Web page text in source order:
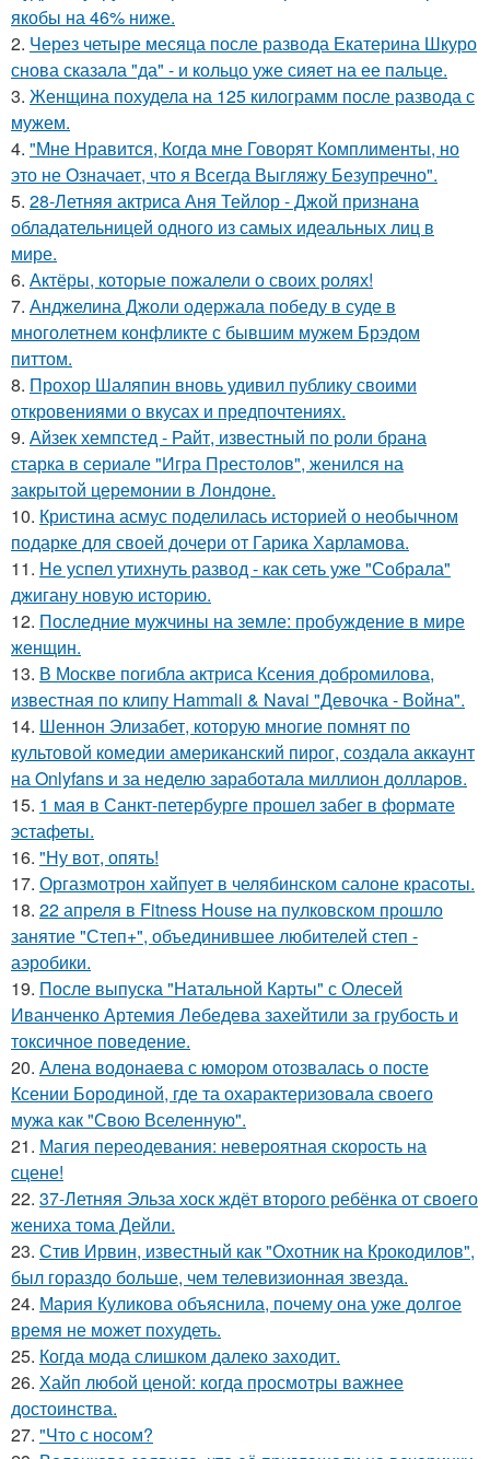
якобы на 46% ниже.
2. Через четыре месяца после развода Екатерина Шкуро
снова сказала "да" - и кольцо уже сияет на ее пальце.
3. Женщина похудела на 125 килограмм после развода с
мужем.
4. "Мне Нравится, Когда мне Говорят Комплименты, но
это не Означает, что я Всегда Выгляжу Безупречно".
5. 28-Летняя актриса Аня Тейлор - Джой признана
обладательницей одного из самых идеальных лиц в
мире.
6. Актёры, которые пожалели о своих ролях!
7. Анджелина Джоли одержала победу в суде в
многолетнем конфликте с бывшим мужем Брэдом
питтом.
8. Прохор Шаляпин вновь удивил публику своими
откровениями о вкусах и предпочтениях.
9. Айзек хемпстед - Райт, известный по роли брана
старка в сериале "Игра Престолов", женился на
закрытой церемонии в Лондоне.
10. Кристина асмус поделилась историей о необычном
подарке для своей дочери от Гарика Харламова.
11. Не успел утихнуть развод - как сеть уже "Собрала"
джигану новую историю.
12. Последние мужчины на земле: пробуждение в мире
женщин.
13. В Москве погибла актриса Ксения добромилова,
известная по клипу Hammali & Navai "Девочка - Война".
14. Шеннон Элизабет, которую многие помнят по
культовой комедии американский пирог, создала аккаунт
на Onlyfans и за неделю заработала миллион долларов.
15. 1 мая в Санкт-петербурге прошел забег в формате
эстафеты.
16. "Ну вот, опять!
17. Оргазмотрон хайпует в челябинском салоне красоты.
18. 22 апреля в Fitness House на пулковском прошло
занятие "Степ+", объединившее любителей степ -
аэробики.
19. После выпуска "Натальной Карты" с Олесей
Иванченко Артемия Лебедева захейтили за грубость и
токсичное поведение.
20. Алена водонаева с юмором отозвалась о посте
Ксении Бородиной, где та охарактеризовала своего
мужа как "Свою Вселенную".
21. Магия переодевания: невероятная скорость на
сцене!
22. 37-Летняя Эльза хоск ждёт второго ребёнка от своего
жениха тома Дейли.
23. Стив Ирвин, известный как "Охотник на Крокодилов",
был гораздо больше, чем телевизионная звезда.
24. Мария Куликова объяснила, почему она уже долгое
время не может похудеть.
25. Когда мода слишком далеко заходит.
26. Хайп любой ценой: когда просмотры важнее
достоинства.
27. "Что с носом?